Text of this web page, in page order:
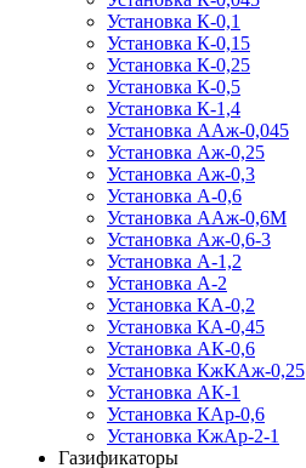
Установка К-0,1
Установка К-0,15
Установка К-0,25
Установка К-0,5
Установка К-1,4
Установка ААж-0,045
Установка Аж-0,25
Установка Аж-0,3
Установка А-0,6
Установка ААж-0,6М
Установка Аж-0,6-3
Установка А-1,2
Установка А-2
Установка КА-0,2
Установка КА-0,45
Установка АК-0,6
Установка КжКАж-0,25
Установка АК-1
Установка КАр-0,6
Установка КжАр-2-1
Газификаторы